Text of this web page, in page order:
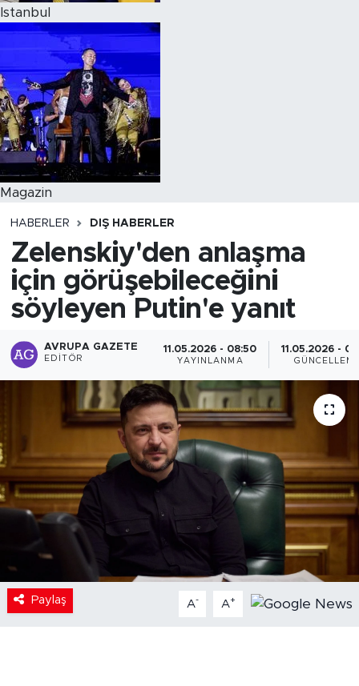
Istanbul
Magazin
HABERLER DIŞ HABERLER
Zelenskiy'den anlaşma
için görüşebileceğini
söyleyen Putin'e yanıt
AVRUPA GAZETE
EDITÖR
11.05.2026 - 08:50
YAYINLANMA
11.05.2026 -
Paylaş A- A+